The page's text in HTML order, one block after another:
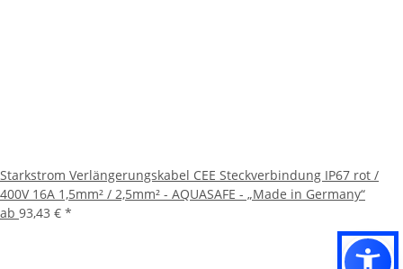
Starkstrom Verlängerungskabel CEE Steckverbindung IP67 rot /
400V 16A 1,5mm² / 2,5mm² - AQUASAFE - „Made in Germany“
ab 93,43 € *